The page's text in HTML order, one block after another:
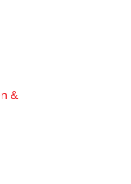
&